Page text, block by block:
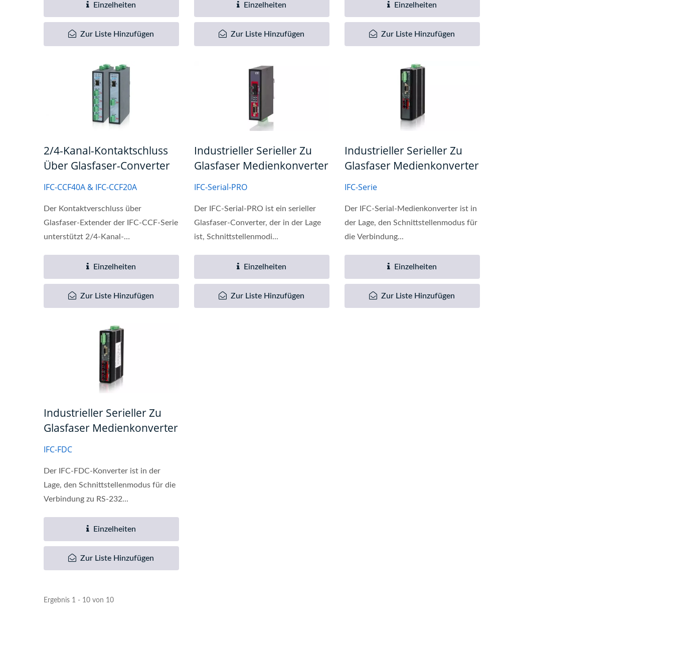
Einzelheiten
Zur Liste Hinzufügen
Einzelheiten
Zur Liste Hinzufügen
Einzelheiten
Zur Liste Hinzufügen
2/4-Kanal-Kontaktschluss
Über Glasfaser-Converter
IFC-CCF40A & IFC-CCF20A
Der Kontaktverschluss über
Glasfaser-Extender der IFC-CCF-Serie
unterstützt 2/4-Kanal-
Einzelheiten
Zur Liste Hinzufügen
Industrieller Serieller Zu
Glasfaser Medienkonverter
IFC-Serial-PRO
Der IFC-Serial-PRO ist ein serieller
Glasfaser-Converter, der in der Lage
ist, Schnittstellenmodi...
Einzelheiten
Zur Liste Hinzufügen
Industrieller Serieller Zu
Glasfaser Medienkonverter
IFC-Serie
Der IFC-Serial-Medienkonverter ist in
der Lage, den Schnittstellenmodus für
die Verbindung...
Einzelheiten
Zur Liste Hinzufügen
Industrieller Serieller Zu
Glasfaser Medienkonverter
IFC-FDC
Der IFC-FDC-Konverter ist in der
Lage, den Schnittstellenmodus für die
Verbindung zu RS-232...
Einzelheiten
Zur Liste Hinzufügen
Ergebnis 1 - 10 von 10